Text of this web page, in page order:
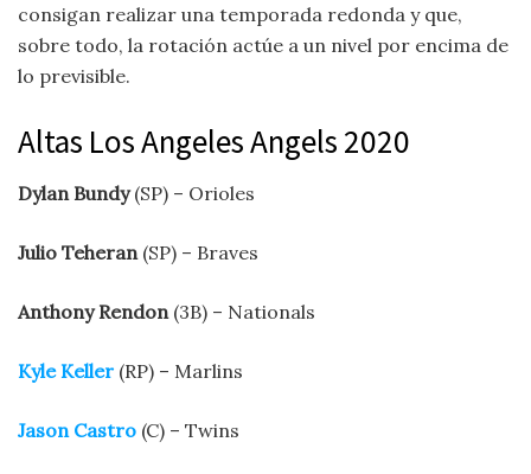
consigan realizar una temporada redonda y que,
sobre todo, la rotación actúe a un nivel por encima de
lo previsible.
Altas Los Angeles Angels 2020
Dylan Bundy(SP) – Orioles
Julio Teheran(SP) – Braves
Anthony Rendon(3B) – Nationals
Kyle Keller (RP) – Marlins
Jason Castro (C) – Twins